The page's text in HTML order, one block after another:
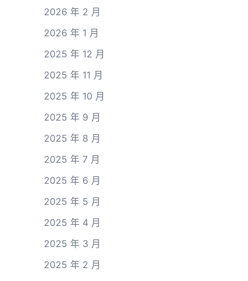
2026 年 2 月
2026 年 1 月
2025 年 12 月
2025 年 11 月
2025 年 10 月
2025 年 9 月
2025 年 8 月
2025 年 7 月
2025 年 6 月
2025 年 5 月
2025 年 4 月
2025 年 3 月
2025 年 2 月